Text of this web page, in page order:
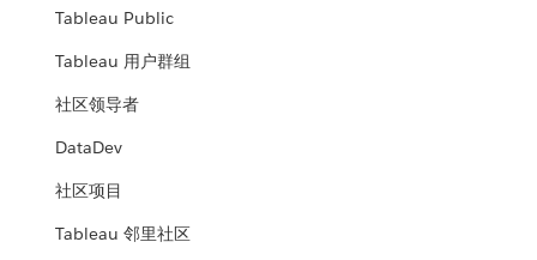
Tableau Public
Tableau 用户群组
社区领导者
DataDev
社区项目
Tableau 邻里社区